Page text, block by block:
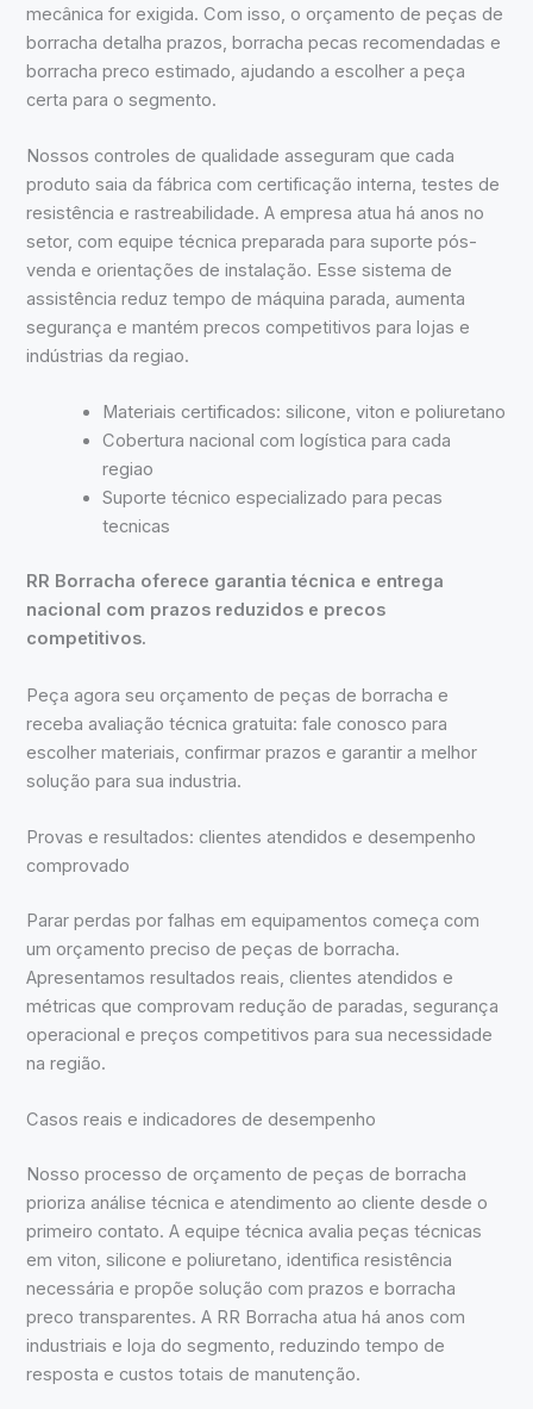
mecânica for exigida. Com isso, o orçamento de peças de
borracha detalha prazos, borracha pecas recomendadas e
borracha preco estimado, ajudando a escolher a peça
certa para o segmento.
Nossos controles de qualidade asseguram que cada
produto saia da fábrica com certificação interna, testes de
resistência e rastreabilidade. A empresa atua há anos no
setor, com equipe técnica preparada para suporte pós-
venda e orientações de instalação. Esse sistema de
assistência reduz tempo de máquina parada, aumenta
segurança e mantém precos competitivos para lojas e
indústrias da regiao.
Materiais certificados: silicone, viton e poliuretano
Cobertura nacional com logística para cada
regiao
Suporte técnico especializado para pecas
tecnicas
RR Borracha oferece garantia técnica e entrega
nacional com prazos reduzidos e precos
competitivos.
Peça agora seu orçamento de peças de borracha e
receba avaliação técnica gratuita: fale conosco para
escolher materiais, confirmar prazos e garantir a melhor
solução para sua industria.
Provas e resultados: clientes atendidos e desempenho
comprovado
Parar perdas por falhas em equipamentos começa com
um orçamento preciso de peças de borracha.
Apresentamos resultados reais, clientes atendidos e
métricas que comprovam redução de paradas, segurança
operacional e preços competitivos para sua necessidade
na região.
Casos reais e indicadores de desempenho
Nosso processo de orçamento de peças de borracha
prioriza análise técnica e atendimento ao cliente desde o
primeiro contato. A equipe técnica avalia peças técnicas
em viton, silicone e poliuretano, identifica resistência
necessária e propõe solução com prazos e borracha
preco transparentes. A RR Borracha atua há anos com
industriais e loja do segmento, reduzindo tempo de
resposta e custos totais de manutenção.